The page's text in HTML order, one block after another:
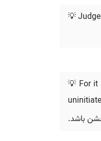
💡
💡 For it
باشد.